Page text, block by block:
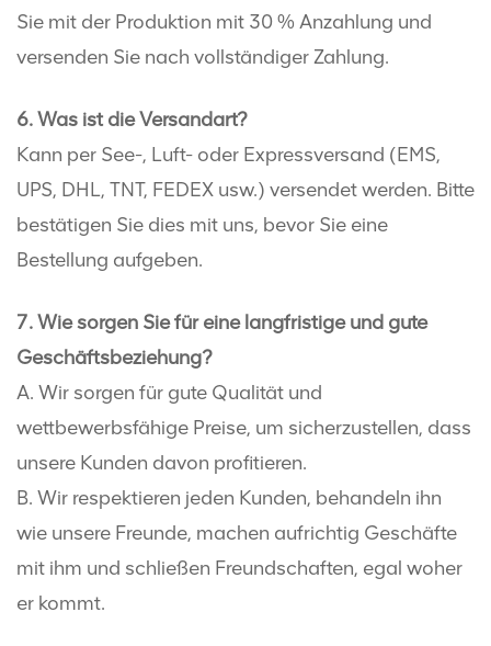
Sie mit der Produktion mit 30 % Anzahlung und
versenden Sie nach vollständiger Zahlung.
6. Was ist die Versandart?
Kann per See-, Luft- oder Expressversand (EMS,
UPS, DHL, TNT, FEDEX usw.) versendet werden. Bitte
bestätigen Sie dies mit uns, bevor Sie eine
Bestellung aufgeben.
7. Wie sorgen Sie für eine langfristige und gute
Geschäftsbeziehung?
A. Wir sorgen für gute Qualität und
wettbewerbsfähige Preise, um sicherzustellen, dass
unsere Kunden davon profitieren.
B. Wir respektieren jeden Kunden, behandeln ihn
wie unsere Freunde, machen aufrichtig Geschäfte
mit ihm und schließen Freundschaften, egal woher
er kommt.